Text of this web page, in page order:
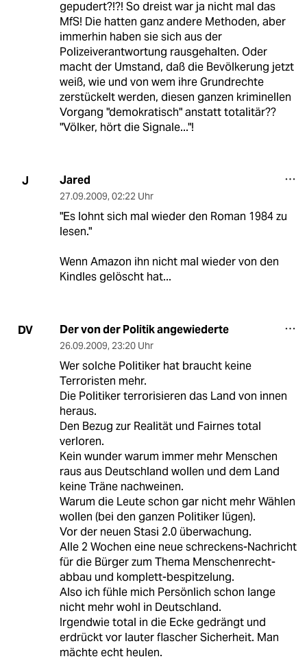
gepudert?!?! So dreist war ja nicht mal das
MfS! Die hatten ganz andere Methoden, aber
immerhin haben sie sich aus der
Polizeiverantwortung rausgehalten. Oder
macht der Umstand, daß die Bevölkerung jetzt
weiß, wie und von wem ihre Grundrechte
zerstückelt werden, diesen ganzen kriminellen
Vorgang "demokratisch" anstatt totalitär??
"Völker, hört die Signale..."!
J Jared
27.09.2009, 02:22 Uhr
"Es lohnt sich mal wieder den Roman 1984 zu
lesen."
Wenn Amazon ihn nicht mal wieder von den
Kindles gelöscht hat...
DV Der von der Politik angewiederte
26.09.2009, 23:20 Uhr
Wer solche Politiker hat braucht keine
Terroristen mehr.
Die Politiker terrorisieren das Land von innen
heraus.
Den Bezug zur Realität und Fairnes total
verloren.
Kein wunder warum immer mehr Menschen
raus aus Deutschland wollen und dem Land
keine Träne nachweinen.
Warum die Leute schon gar nicht mehr Wählen
wollen (bei den ganzen Politiker lügen).
Vor der neuen Stasi 2.0 überwachung.
Alle 2 Wochen eine neue schreckens-Nachricht
für die Bürger zum Thema Menschenrecht-
abbau und komplett-bespitzelung.
Also ich fühle mich Persönlich schon lange
nicht mehr wohl in Deutschland.
Irgendwie total in die Ecke gedrängt und
erdrückt vor lauter flascher Sicherheit. Man
mächte echt heulen.